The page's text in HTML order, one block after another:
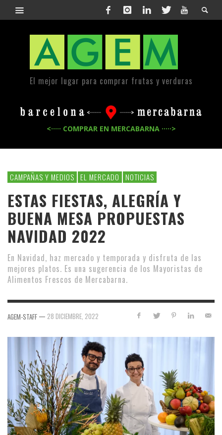
El mejor lugar para comprar frutas y verduras
<····· COMPRAR EN MERCABARNA ·····>
CAMPAÑAS Y MEDIOS EL MERCADO NOTICIAS
ESTAS FIESTAS, ALEGRÍA Y
BUENA MESA PROPUESTAS
NAVIDAD 2022
En Navidad, haz mercado y temporada y disfruta de las
mejores platos. Es una sugerencia de los Mayoristas de
Alimentos Frescos de Mercabarna.
AGEM-STAFF — 28 DICIEMBRE, 2022